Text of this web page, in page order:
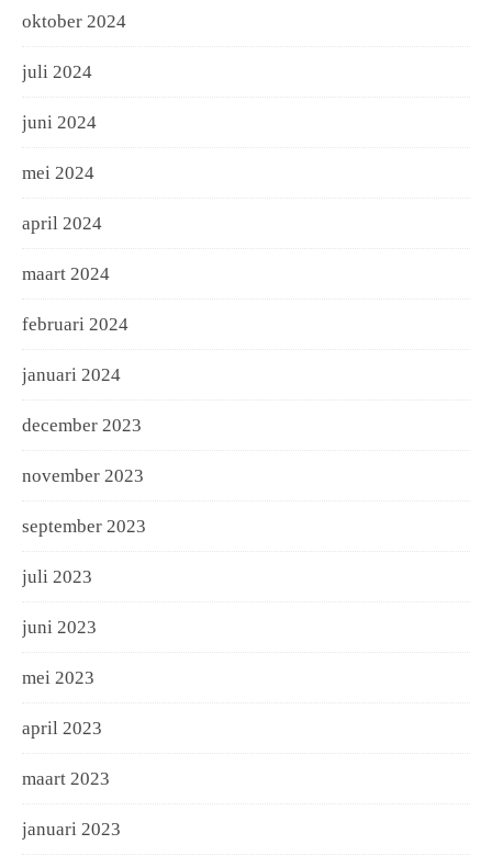
oktober 2024
juli 2024
juni 2024
mei 2024
april 2024
maart 2024
februari 2024
januari 2024
december 2023
november 2023
september 2023
juli 2023
juni 2023
mei 2023
april 2023
maart 2023
januari 2023